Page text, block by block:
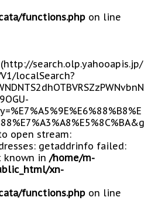
functions.php on line
search.olp.yahooapis.jp/
localSearch?
open stream:
getaddrinfo failed:
known in /home/m-
xn-
functions.php on line